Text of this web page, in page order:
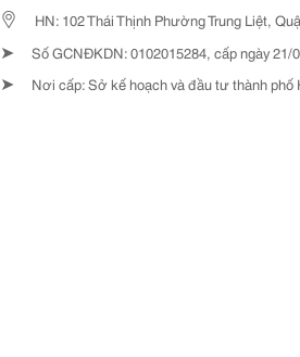
HN: 102 Thái Thịnh Phường Trung Liệt,
➤ Số GCNĐKDN: 0102015284, cấp ngày 21/
➤ Nơi cấp: Sở kế hoạch và đầu tư thành phố